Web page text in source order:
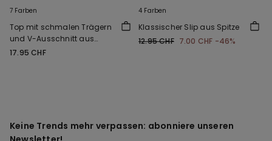
7 Farben
Top mit schmalen Trägern
und V-Ausschnitt aus
Viskose und Spitze
17.95 CHF
4 Farben
Klassischer Slip aus Spitze
12.95 CHF 7.00 CHF -46%
Keine Trends mehr verpassen: abonniere unseren